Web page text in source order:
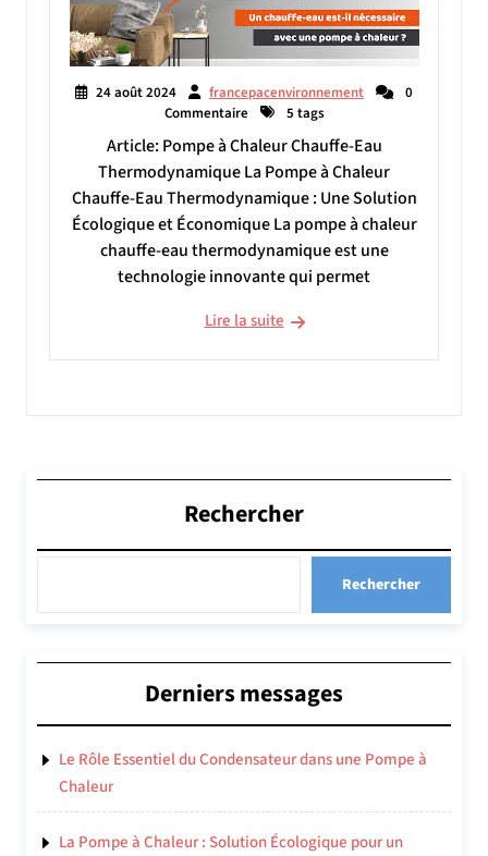
24 août 2024 francepacenvironnement
0
Commentaire
5 tags
Article: Pompe à Chaleur Chauffe-Eau
Thermodynamique La Pompe à Chaleur
Chauffe-Eau Thermodynamique : Une Solution
Écologique et Économique La pompe à chaleur
chauffe-eau thermodynamique est une
technologie innovante qui permet
Lire la suite
Rechercher
Rechercher
Derniers messages
Le Rôle Essentiel du Condensateur dans une Pompe à
Chaleur
La Pompe à Chaleur : Solution Écologique pour un